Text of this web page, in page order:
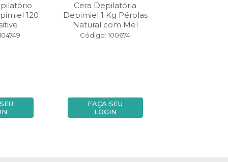
120
Cera Depilatória
Depimiel 1 Kg Pérolas
Natural com Mel
Código: 100674
FAÇA SEU
LOGIN